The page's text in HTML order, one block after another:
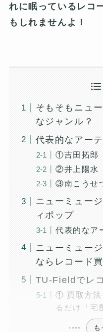
れに眠っているレコ
もしれませんよ！
そもそもニュ
なジャンル？
代表的なアー
①吉田拓郎
②井上陽水
③南こうせ
ニューミュー
ィポップ
代表的なア
ニューミュー
ならレコード
TU-Fieldでレ
① 買取方法
るだけ「宅
も